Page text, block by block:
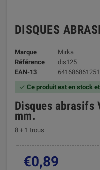
DISQUES
Marque
Mirka
Référence
dis125
EAN-13
 Ce produit est en stock
Disques abrasifs
mm.
8 + 1 trous
€0,89